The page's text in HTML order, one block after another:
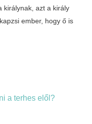
királynak, azt a király
ember, hogy ő is
a terhes elől?